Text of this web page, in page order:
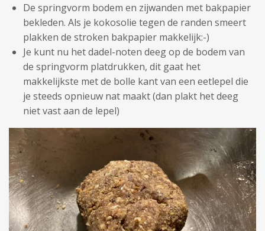
De springvorm bodem en zijwanden met bakpapier
bekleden. Als je kokosolie tegen de randen smeert
plakken de stroken bakpapier makkelijk:-)
Je kunt nu het dadel-noten deeg op de bodem van
de springvorm platdrukken, dit gaat het
makkelijkste met de bolle kant van een eetlepel die
je steeds opnieuw nat maakt (dan plakt het deeg
niet vast aan de lepel)